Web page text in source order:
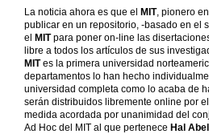
La noticia ahora es que el
MIT, pionero
publicar en un repositorio, -basado en el
el
MITpara poner on-line las
libre a todos los artículos de sus
MITes la primera universidad
departamentos lo han hecho
universidad completa como lo acaba de
serán distribuidos libremente online por
medida acordada por unanimidad del
Ad Hoc del MIT al que pertenece Hal